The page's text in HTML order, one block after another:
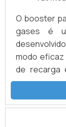
O booster
gases é
modo
de recarga
possível
seguir:
Carga de